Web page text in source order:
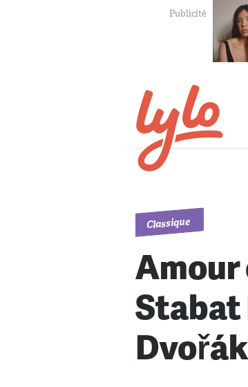
Classique
Amour
Dvořák